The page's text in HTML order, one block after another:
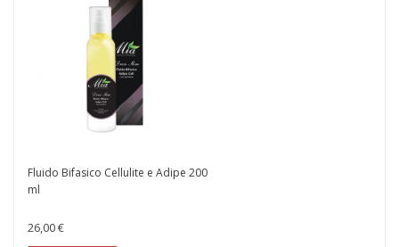
Fluido Bifasico Cellulite e Adipe 200
ml
26,00 €